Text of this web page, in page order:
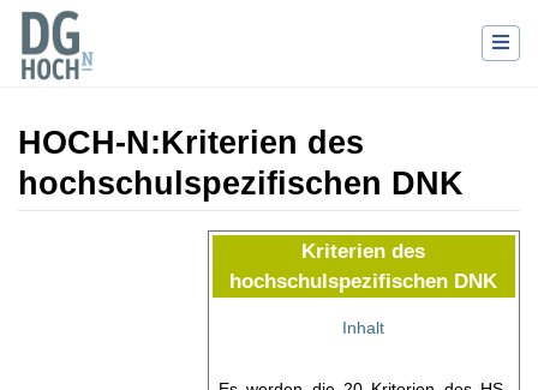
HOCH-N:Kriterien des
hochschulspezifischen DNK
Kriterien des
hochschulspezifischen DNK
Inhalt